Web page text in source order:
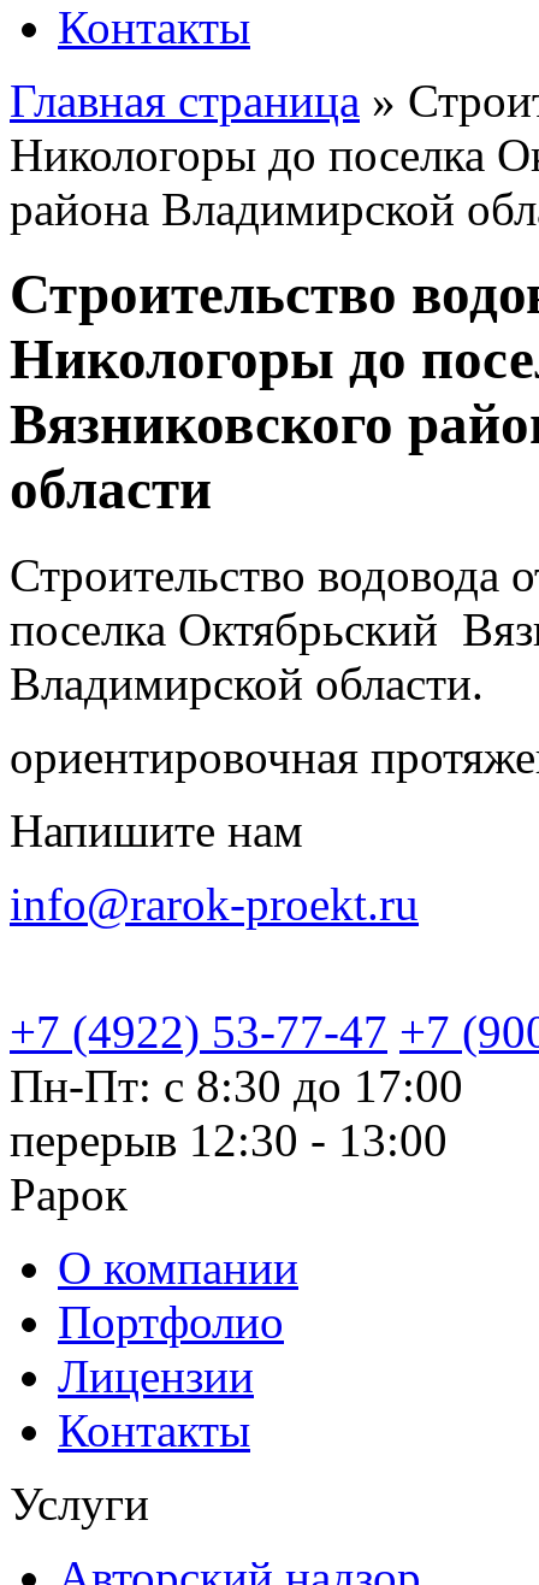
Контакты
Главная страница »
Никологоры до поселка
района Владимирской
Строительство
Никологоры до
Вязниковского
области
Строительство водовода
поселка Октябрьский
Владимирской области.
ориентировочная
Напишите нам
info@rarok-proekt.ru
+7 (4922) 53-77-47 +7
Пн-Пт: с 8:30 до 17:00
перерыв 12:30 - 13:00
Рарок
О компании
Портфолио
Лицензии
Контакты
Услуги